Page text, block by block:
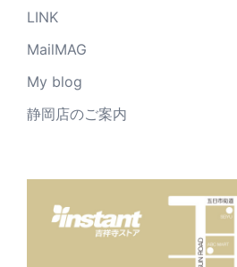
LINK
MailMAG
My blog
静岡店のご案内